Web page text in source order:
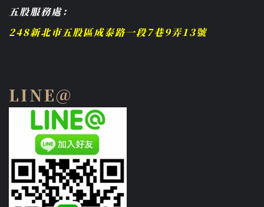
五股服務處：
248新北市五股區成泰路一段7巷9弄13號
LINE@